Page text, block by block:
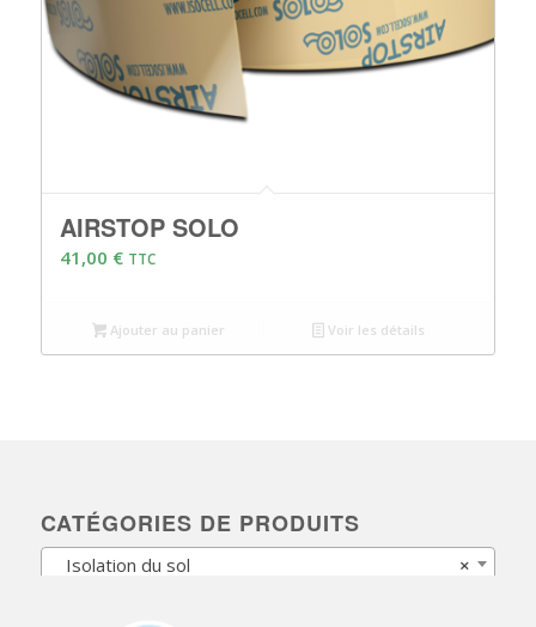
AIRSTOP SOLO
41,00 € TTC
Ajouter au panier Voir les détails
CATÉGORIES DE PRODUITS
×
Isolation du sol